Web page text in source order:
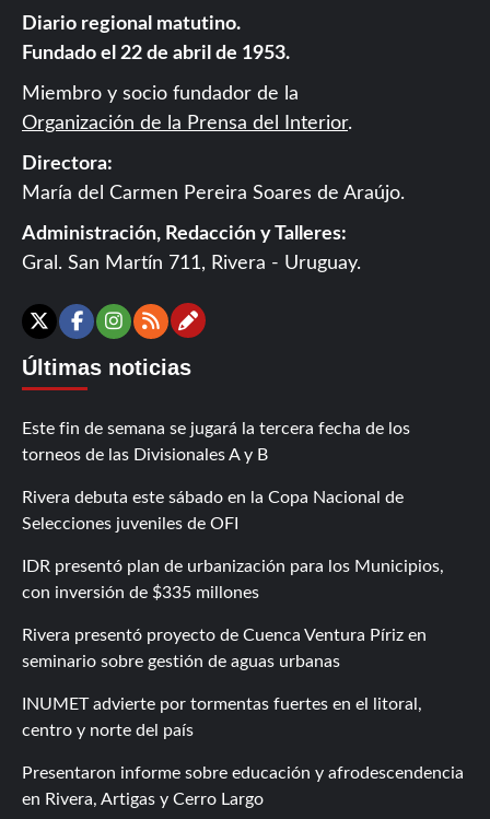
Diario regional matutino.
Fundado el 22 de abril de 1953.
Miembro y socio fundador de la
Organización de la Prensa del Interior.
Directora:
María del Carmen Pereira Soares de Araújo.
Administración, Redacción y Talleres:
Gral. San Martín 711, Rivera - Uruguay.
X Facebook
Instagram
RSSContáctanos
Últimas noticias
Este fin de semana se jugará la tercera fecha de los
torneos de las Divisionales A y B
Rivera debuta este sábado en la Copa Nacional de
Selecciones juveniles de OFI
IDR presentó plan de urbanización para los Municipios,
con inversión de $335 millones
Rivera presentó proyecto de Cuenca Ventura Píriz en
seminario sobre gestión de aguas urbanas
INUMET advierte por tormentas fuertes en el litoral,
centro y norte del país
Presentaron informe sobre educación y afrodescendencia
en Rivera, Artigas y Cerro Largo